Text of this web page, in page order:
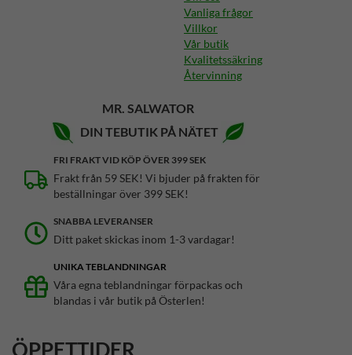
Vanliga frågor
Villkor
Vår butik
Kvalitetssäkring
Återvinning
MR. SALWATOR
DIN TEBUTIK PÅ NÄTET
FRI FRAKT VID KÖP ÖVER 399 SEK
Frakt från 59 SEK! Vi bjuder på frakten för
beställningar över 399 SEK!
SNABBA LEVERANSER
Ditt paket skickas inom 1-3 vardagar!
UNIKA TEBLANDNINGAR
Våra egna teblandningar förpackas och
blandas i vår butik på Österlen!
ÖPPETTIDER